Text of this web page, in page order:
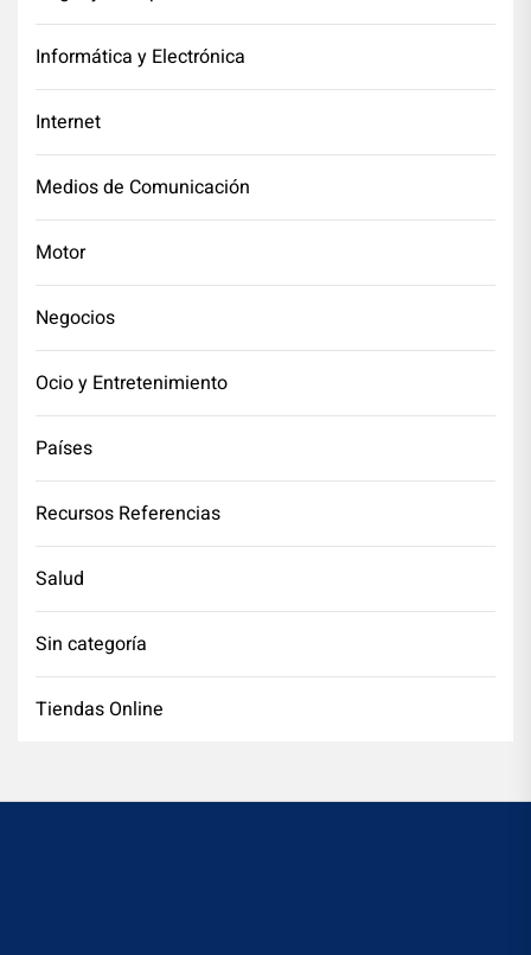
Informática y Electrónica
Internet
Medios de Comunicación
Motor
Negocios
Ocio y Entretenimiento
Países
Recursos Referencias
Salud
Sin categoría
Tiendas Online